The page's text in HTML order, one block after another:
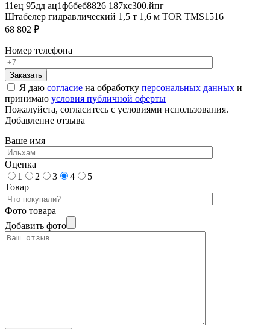
Штабелер гидравлический 1,5 т 1,6 м TOR TMS1516
68 802 ₽
Номер телефона
Я даю согласие на обработку персональных данных и
принимаю условия публичной оферты
Пожалуйста, согласитесь с условиями использования.
Добавление отзыва
Ваше имя
Оценка
1
2 3 4
5
Товар
Фото товара
Добавить фото